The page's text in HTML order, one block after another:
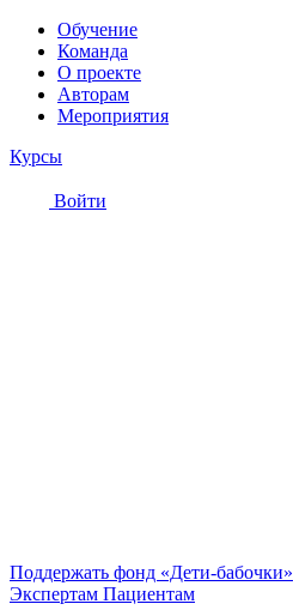
Обучение
Команда
О проекте
Авторам
Мероприятия
Курсы
Войти
Поддержать фонд «Дети-бабочки»
Экспертам Пациентам